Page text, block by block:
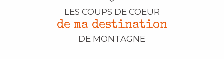
LES COUPS DE COEUR
de ma destination
DE MONTAGNE